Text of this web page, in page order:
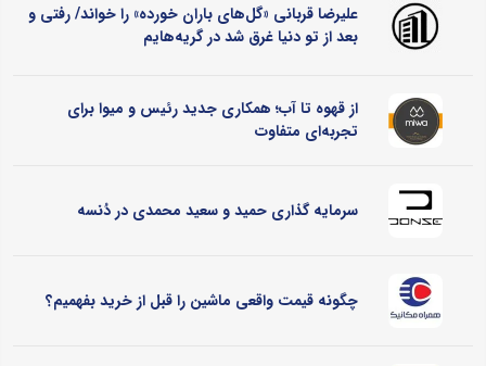
علیرضا قربانی «گل‌های باران خورده» را خواند/ رفتی و
بعد از تو دنیا غرق شد در گریه‌هایم
از قهوه تا آب؛ همکاری جدید رئیس و میوا برای
تجربه‌ای متفاوت
سرمایه گذاری حمید و سعید محمدی در دُنسه
چگونه قیمت واقعی ماشین را قبل از خرید بفهمیم؟